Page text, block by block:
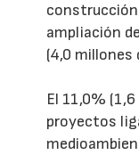
ampliación
(4,0 millones
El 11,0%
proyectos